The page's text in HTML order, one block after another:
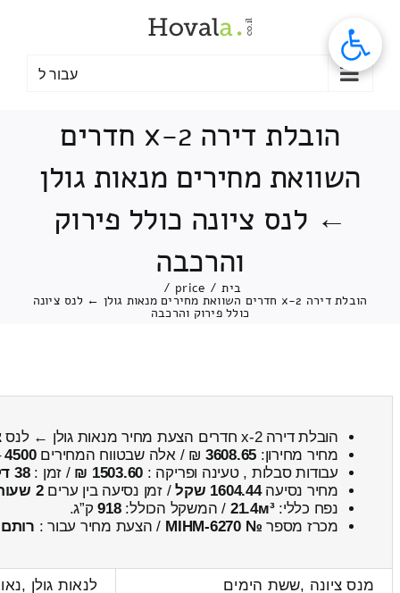
עבור ל
הובלת דירה 2-x חדרים
השוואת מחירים מנאות גולן
← לנס ציונה כולל פירוק
והרכבה
בית /
price
/
הובלת דירה 2-x חדרים השוואת מחירים מנאות גולן ← לנס ציונה
כולל פירוק והרכבה
הובלת דירה 2-x חדרים הצעת מחיר מנאות גולן ← לנס ציונה
מחיר מחירון: 3608.65 ₪ / אלה שבטווח המחירים4500
עבודות סבלות , טעינה ופריקה : 1503.60 ₪ / זמן :38 דקות 14 שניות
מחיר נסיעה1604.44 שקל / זמן נסיעה בין ערים2 שעות , 15 דקות
נפח כללי:21.4м³ / המשקל הכולל:918ק”ג.
מכרז מספר № MIHM-6270 / הצעת מחיר עבור : רותם
מנס ציונה ,ששת הימים
לנאות גולן